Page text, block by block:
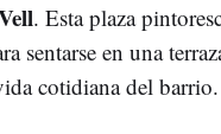
. Esta plaza
sentarse en una
cotidiana del barrio.